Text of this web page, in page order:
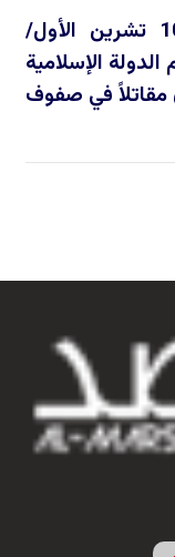
*استشهد نجله (شرفان) في 10 تشرين الأول/
الدولة الإسلامية
مقاتلاً في صفوف